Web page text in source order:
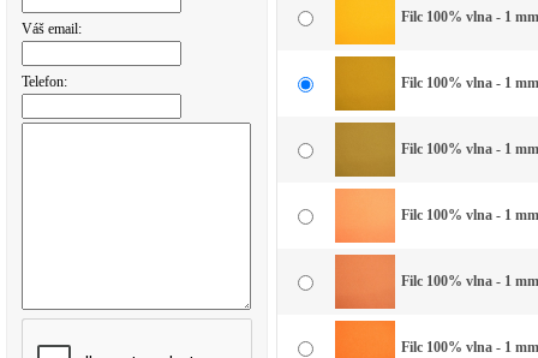
Váš email:
Telefon:
Filc 100% vlna - 1
Filc 100% vlna - 1
Filc 100% vlna - 1
Filc 100% vlna - 1
Filc 100% vlna - 1
Filc 100% vlna - 1